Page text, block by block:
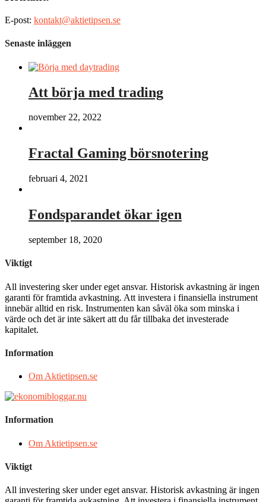
E-post: kontakt@aktietipsen.se
Senaste inläggen
Att börja med trading
november 22, 2022
Fractal Gaming börsnotering
februari 4, 2021
Fondsparandet ökar igen
september 18, 2020
Viktigt
All investering sker under eget ansvar. Historisk avkastning är ingen
garanti för framtida avkastning. Att investera i finansiella instrument
innebär alltid en risk. Instrumenten kan såväl öka som minska i
värde och det är inte säkert att du får tillbaka det investerade
kapitalet.
Information
Om Aktietipsen.se
Information
Om Aktietipsen.se
Viktigt
All investering sker under eget ansvar. Historisk avkastning är ingen